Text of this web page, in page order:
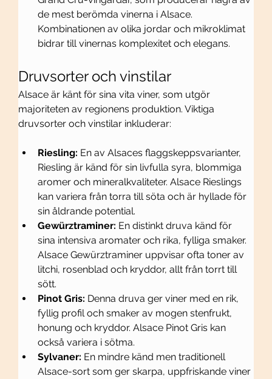
de mest berömda vinerna i Alsace.
Kombinationen av olika jordar och mikroklimat
bidrar till vinernas komplexitet och elegans.
Druvsorter och vinstilar
Alsace är känt för sina vita viner, som utgör
majoriteten av regionens produktion. Viktiga
druvsorter och vinstilar inkluderar:
Riesling: En av Alsaces flaggskeppsvarianter,
Riesling är känd för sin livfulla syra, blommiga
aromer och mineralkvaliteter. Alsace Rieslings
kan variera från torra till söta och är hyllade för
sin åldrande potential.
Gewürztraminer: En distinkt druva känd för
sina intensiva aromater och rika, fylliga smaker.
Alsace Gewürztraminer uppvisar ofta toner av
litchi, rosenblad och kryddor, allt från torrt till
sött.
Pinot Gris: Denna druva ger viner med en rik,
fyllig profil och smaker av mogen stenfrukt,
honung och kryddor. Alsace Pinot Gris kan
också variera i sötma.
Sylvaner: En mindre känd men traditionell
Alsace-sort som ger skarpa, uppfriskande viner